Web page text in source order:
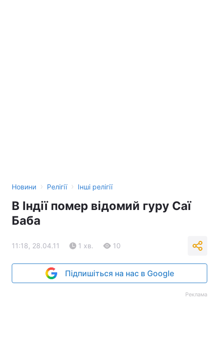
Новини › Релігії › Інші релігії
В Індії помер відомий гуру Саї
Баба
11:18, 28.04.11 1 хв. 10
Підпишіться на нас в Google
Реклама